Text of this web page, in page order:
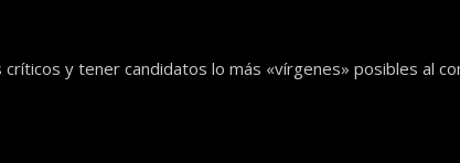
y tener candidatos lo más «vírgenes» posibles al